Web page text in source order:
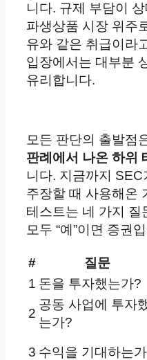
니다. 규제 부담이
파생상품 시장 위주
유와 같은 취급이라
입장에서는 대부분
유리합니다.
모든 판단의 출발점
판례에서 나온 하위
니다. 지금까지
주장할 때 사용해온
테스트는 네 가지 질
모두 “예”이면 증권
# 질문
1 돈을 투자했는가?
2
공동 사업에 투자
는가?
3 수익을 기대하는